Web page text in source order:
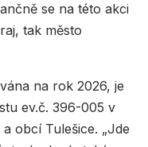
se na této akci
tak město
na rok 2026, je
ev.č. 396-005 v
obcí Tulešice. „Jde